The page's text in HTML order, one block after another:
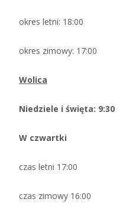
okres letni: 18:00
okres zimowy: 17:00
Wolica
Niedziele i święta: 9:30
W czwartki
czas letni 17:00
czas zimowy 16:00